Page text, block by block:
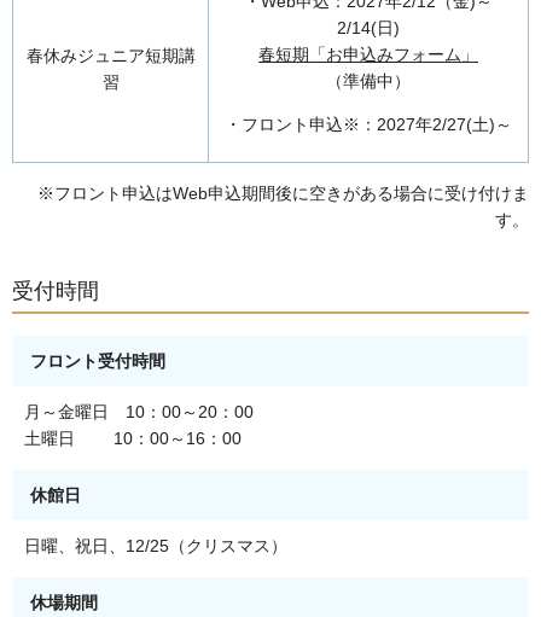
春休みジュニア短期講
習
2/14(日)
春短期「お申込みフォーム」
（準備中）
・フロント申込※：2027年2/27(土)～
※フロント申込はWeb申込期間後に空きがある場合に受け付けま
す。
受付時間
フロント受付時間
月～金曜日 10：00～20：00
土曜日 10：00～16：00
休館日
日曜、祝日、12/25（クリスマス）
休場期間